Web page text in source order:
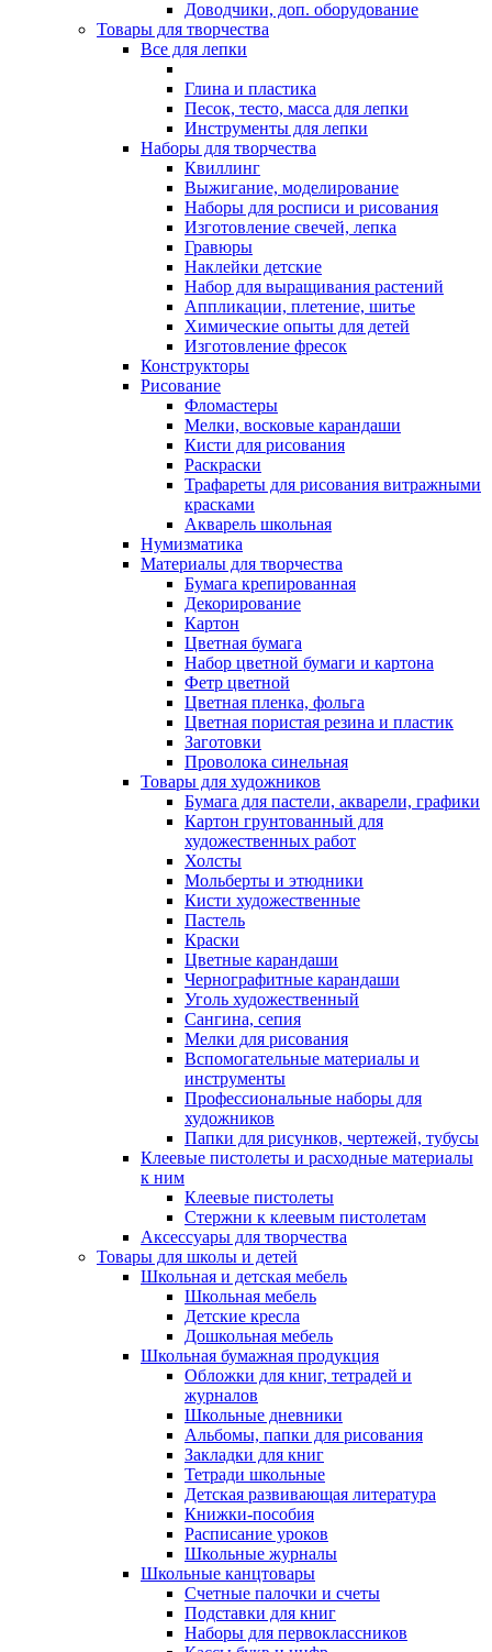
Доводчики, доп. оборудование
Товары для творчества
Все для лепки
Глина и пластика
Песок, тесто, масса для лепки
Инструменты для лепки
Наборы для творчества
Квиллинг
Выжигание, моделирование
Наборы для росписи и рисования
Изготовление свечей, лепка
Гравюры
Наклейки детские
Набор для выращивания растений
Аппликации, плетение, шитье
Химические опыты для детей
Изготовление фресок
Конструкторы
Рисование
Фломастеры
Мелки, восковые карандаши
Кисти для рисования
Раскраски
Трафареты для рисования витражными
красками
Акварель школьная
Нумизматика
Материалы для творчества
Бумага крепированная
Декорирование
Картон
Цветная бумага
Набор цветной бумаги и картона
Фетр цветной
Цветная пленка, фольга
Цветная пористая резина и пластик
Заготовки
Проволока синельная
Товары для художников
Бумага для пастели, акварели, графики
Картон грунтованный для
художественных работ
Холсты
Мольберты и этюдники
Кисти художественные
Пастель
Краски
Цветные карандаши
Чернографитные карандаши
Уголь художественный
Сангина, сепия
Мелки для рисования
Вспомогательные материалы и
инструменты
Профессиональные наборы для
художников
Папки для рисунков, чертежей, тубусы
Клеевые пистолеты и расходные материалы
к ним
Клеевые пистолеты
Стержни к клеевым пистолетам
Аксессуары для творчества
Товары для школы и детей
Школьная и детская мебель
Школьная мебель
Детские кресла
Дошкольная мебель
Школьная бумажная продукция
Обложки для книг, тетрадей и
журналов
Школьные дневники
Альбомы, папки для рисования
Закладки для книг
Тетради школьные
Детская развивающая литература
Книжки-пособия
Расписание уроков
Школьные журналы
Школьные канцтовары
Счетные палочки и счеты
Подставки для книг
Наборы для первоклассников